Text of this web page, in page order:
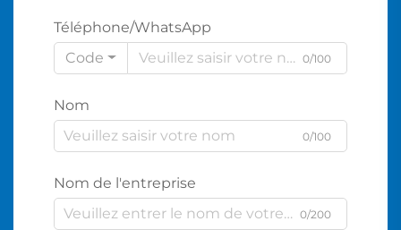
Téléphone/WhatsApp
Code
0/100
Nom
0/100
Nom de l'entreprise
0/200